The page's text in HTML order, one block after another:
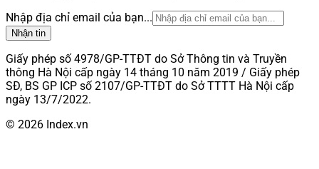
Nhập địa chỉ email của bạn...
Nhận tin
Giấy phép số 4978/GP-TTĐT do Sở Thông tin và Truyền
thông Hà Nội cấp ngày 14 tháng 10 năm 2019 / Giấy phép
SĐ, BS GP ICP số 2107/GP-TTĐT do Sở TTTT Hà Nội cấp
ngày 13/7/2022.
© 2026 Index.vn